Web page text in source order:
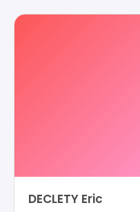
DECLETY Eric